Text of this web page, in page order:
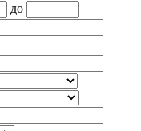
до